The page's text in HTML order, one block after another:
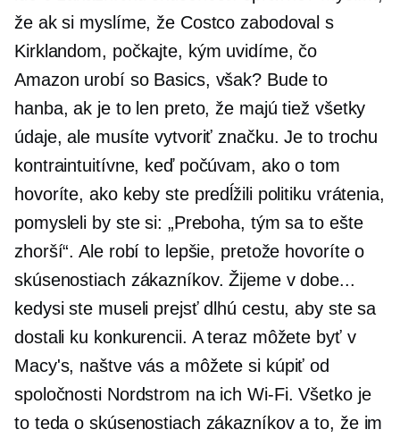
že ak si myslíme, že Costco zabodoval s
Kirklandom, počkajte, kým uvidíme, čo
Amazon urobí so Basics, však? Bude to
hanba, ak je to len preto, že majú tiež všetky
údaje, ale musíte vytvoriť značku. Je to trochu
kontraintuitívne, keď počúvam, ako o tom
hovoríte, ako keby ste predĺžili politiku vrátenia,
pomysleli by ste si: „Preboha, tým sa to ešte
zhorší“. Ale robí to lepšie, pretože hovoríte o
skúsenostiach zákazníkov. Žijeme v dobe...
kedysi ste museli prejsť dlhú cestu, aby ste sa
dostali ku konkurencii. A teraz môžete byť v
Macy's, naštve vás a môžete si kúpiť od
spoločnosti Nordstrom na ichWi-Fi. Všetko je
to teda o skúsenostiach zákazníkov a to, že im